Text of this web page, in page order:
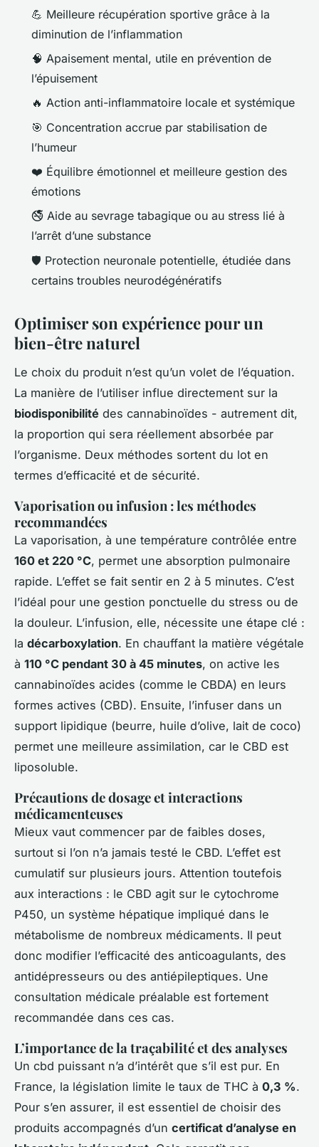
💪 Meilleure récupération sportive grâce à la
diminution de l’inflammation
🧠 Apaisement mental, utile en prévention de
l’épuisement
🔥 Action anti-inflammatoire locale et systémique
🎯 Concentration accrue par stabilisation de
l’humeur
❤️ Équilibre émotionnel et meilleure gestion des
émotions
🚭 Aide au sevrage tabagique ou au stress lié à
l’arrêt d’une substance
🛡️ Protection neuronale potentielle, étudiée dans
certains troubles neurodégénératifs
Optimiser son expérience pour un
bien-être naturel
Le choix du produit n’est qu’un volet de l’équation.
La manière de l’utiliser influe directement sur la
biodisponibilité des cannabinoïdes - autrement dit,
la proportion qui sera réellement absorbée par
l’organisme. Deux méthodes sortent du lot en
termes d’efficacité et de sécurité.
Vaporisation ou infusion : les méthodes
recommandées
La vaporisation, à une température contrôlée entre
160 et 220 °C, permet une absorption pulmonaire
rapide. L’effet se fait sentir en 2 à 5 minutes. C’est
l’idéal pour une gestion ponctuelle du stress ou de
la douleur. L’infusion, elle, nécessite une étape clé :
la décarboxylation. En chauffant la matière végétale
à 110 °C pendant 30 à 45 minutes, on active les
cannabinoïdes acides (comme le CBDA) en leurs
formes actives (CBD). Ensuite, l’infuser dans un
support lipidique (beurre, huile d’olive, lait de coco)
permet une meilleure assimilation, car le CBD est
liposoluble.
Précautions de dosage et interactions
médicamenteuses
Mieux vaut commencer par de faibles doses,
surtout si l’on n’a jamais testé le CBD. L’effet est
cumulatif sur plusieurs jours. Attention toutefois
aux interactions : le CBD agit sur le cytochrome
P450, un système hépatique impliqué dans le
métabolisme de nombreux médicaments. Il peut
donc modifier l’efficacité des anticoagulants, des
antidépresseurs ou des antiépileptiques. Une
consultation médicale préalable est fortement
recommandée dans ces cas.
L’importance de la traçabilité et des analyses
Un cbd puissant n’a d’intérêt que s’il est pur. En
France, la législation limite le taux de THC à 0,3 %.
Pour s’en assurer, il est essentiel de choisir des
produits accompagnés d’un certificat d’analyse en